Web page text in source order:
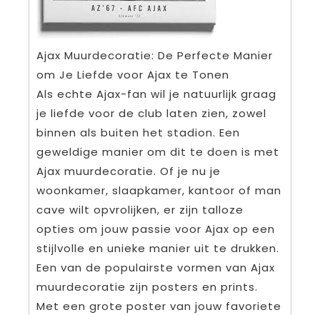
Ajax Muurdecoratie: De Perfecte Manier
om Je Liefde voor Ajax te Tonen
Als echte Ajax-fan wil je natuurlijk graag
je liefde voor de club laten zien, zowel
binnen als buiten het stadion. Een
geweldige manier om dit te doen is met
Ajax muurdecoratie. Of je nu je
woonkamer, slaapkamer, kantoor of man
cave wilt opvrolijken, er zijn talloze
opties om jouw passie voor Ajax op een
stijlvolle en unieke manier uit te drukken.
Een van de populairste vormen van Ajax
muurdecoratie zijn posters en prints.
Met een grote poster van jouw favoriete